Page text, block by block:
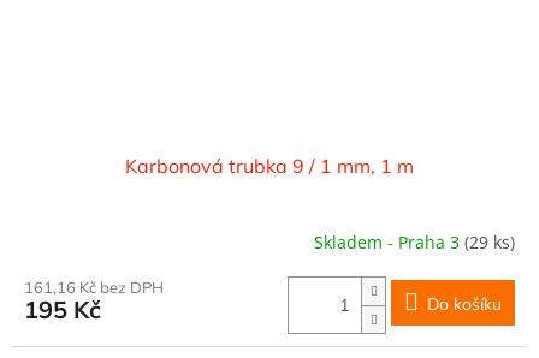
Karbonová trubka 9 / 1 mm, 1 m
Skladem - Praha 3 (29 ks)
161,16 Kč bez DPH
195 Kč Do košíku